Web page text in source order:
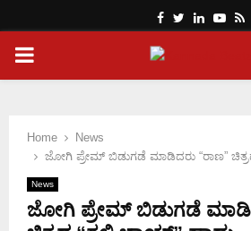
Facebook
Twitter
Linkedin
PRIMARY
Home
News
ಜೋಗಿ ಪ್ರೇಮ್ ಬಿಡುಗಡೆ ಮಾಡಿದರು “ರಾಣ”
News
ಜೋಗಿ ಪ್ರೇಮ್ ಬಿಡುಗಡೆ